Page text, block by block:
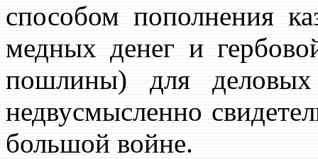
способом пополнения
медных денег и
пошлины) для
недвусмысленно
большой войне.